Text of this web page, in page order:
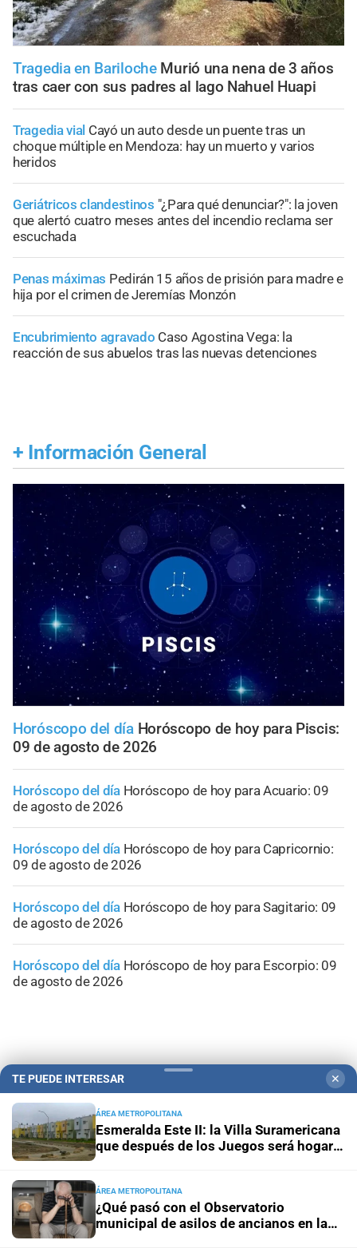
Tragedia en Bariloche Murió una nena de 3 años
tras caer con sus padres al lago Nahuel Huapi
Tragedia vial Cayó un auto desde un puente tras un
choque múltiple en Mendoza: hay un muerto y varios
heridos
Geriátricos clandestinos "¿Para qué denunciar?": la joven
que alertó cuatro meses antes del incendio reclama ser
escuchada
Penas máximas Pedirán 15 años de prisión para madre e
hija por el crimen de Jeremías Monzón
Encubrimiento agravado Caso Agostina Vega: la
reacción de sus abuelos tras las nuevas detenciones
+ Información General
Horóscopo del día Horóscopo de hoy para Piscis:
09 de agosto de 2026
Horóscopo del día Horóscopo de hoy para Acuario: 09
de agosto de 2026
Horóscopo del día Horóscopo de hoy para Capricornio:
09 de agosto de 2026
Horóscopo del día Horóscopo de hoy para Sagitario: 09
de agosto de 2026
Horóscopo del día Horóscopo de hoy para Escorpio: 09
de agosto de 2026
Campolitoral Revista Nosotros Clasificados CYD Litoral
Podcasts Mirador Provincial
TE PUEDE INTERESAR ✕
ÁREA METROPOLITANA
Esmeralda Este II: la Villa Suramericana
que después de los Juegos será hogar
ÁREA METROPOLITANA
¿Qué pasó con el Observatorio
municipal de asilos de ancianos en la